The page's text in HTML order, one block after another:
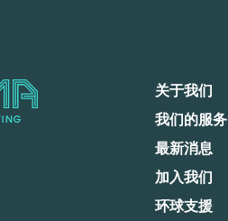
关于我们
我们的服务
最新消息
加入我们
环球支援